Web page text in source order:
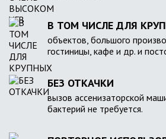
В ТОМ ЧИСЛЕ ДЛЯ
объектов, большого
гостиницы, кафе и др. и
БЕЗ ОТКАЧКИ
вызов ассенизаторской
бактерий не требуется.